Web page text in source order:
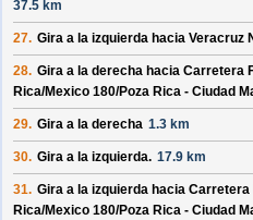
37.5 km
27. Gira a la izquierda hacia Veracruz
28. Gira a la derecha hacia Carretera
Rica/Mexico 180/Poza Rica - Ciudad
29. Gira a la derecha 1.3 km
30. Gira a la izquierda. 17.9 km
31. Gira a la izquierda hacia Carretera
Rica/Mexico 180/Poza Rica - Ciudad